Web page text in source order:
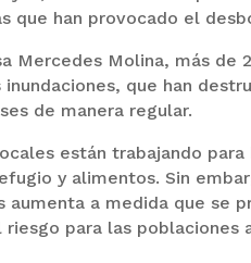
que han provocado el
Mercedes Molina, más de
que han
de manera regular.
están trabajando
y alimentos. Sin
aumenta a medida que se
para las poblaciones